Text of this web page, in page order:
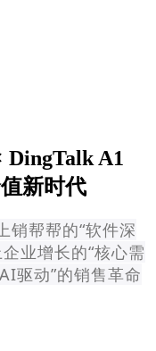
A1
新时代
销帮帮的“软件深
业增长的“核心需
驱动”的销售革命